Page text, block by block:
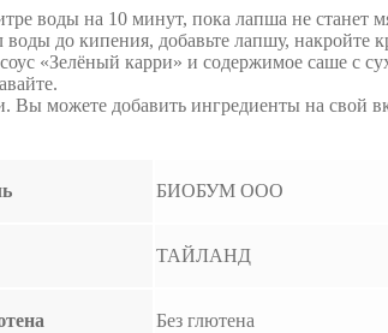
воды на 10 минут, пока лапша не станет
до кипения, добавьте лапшу, накройте
«Зелёный карри» и содержимое саше с
Вы можете добавить ингредиенты на свой
БИОБУМ ООО
ТАЙЛАНД
Без глютена